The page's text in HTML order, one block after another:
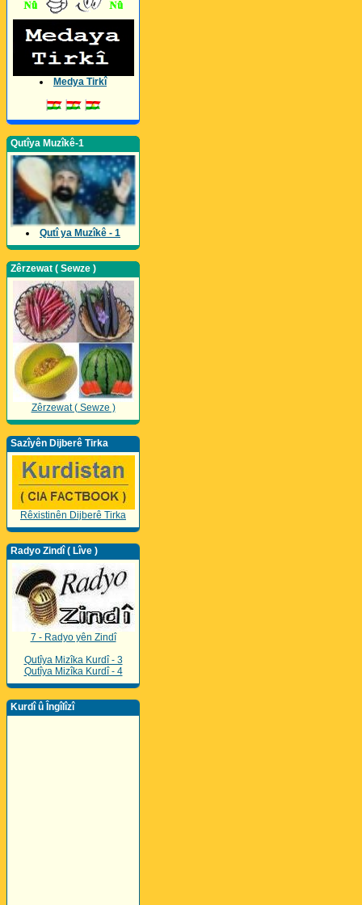
Medya Tirkî
Qutîya Muzîkê-1
Qutî ya Muzîkê - 1
Zêrzewat ( Sewze )
Zêrzewat ( Sewze )
Sazîyên Dijberê Tirka
Rêxistinên Dijberê Tirka
Radyo Zindî ( Lîve )
7 - Radyo yên Zindî
Qutîya Mizîka Kurdî - 3
Qutîya Mizîka Kurdî - 4
Kurdî û Îngîlîzî